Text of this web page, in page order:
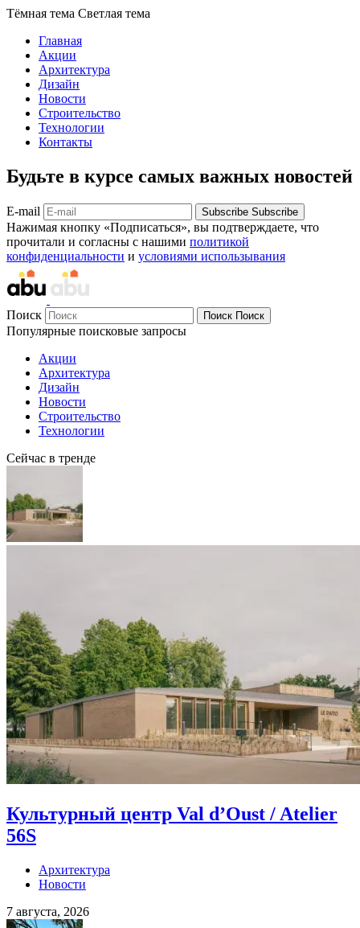
Тёмная тема Светлая тема
Главная
Акции
Архитектура
Дизайн
Новости
Строительство
Технологии
Контакты
Будьте в курсе самых важных новостей
E-mail Subscribe Subscribe
Нажимая кнопку «Подписаться», вы подтверждаете, что
прочитали и согласны с нашими политикой
конфиденциальности и условиями использывания
Поиск Поиск Поиск
Популярные поисковые запросы
Акции
Архитектура
Дизайн
Новости
Строительство
Технологии
Сейчас в тренде
Культурный центр Val d’Oust / Atelier
56S
Архитектура
Новости
7 августа, 2026